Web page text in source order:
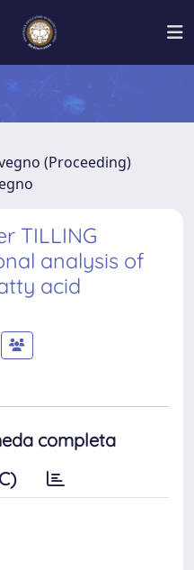
(Proceeding)
TILLING
analysis of
acid
completa